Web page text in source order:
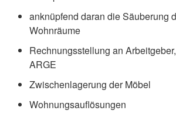
anknüpfend daran die Säuberung
Wohnräume
Rechnungsstellung an
ARGE
Zwischenlagerung der Möbel
Wohnungsauflösungen